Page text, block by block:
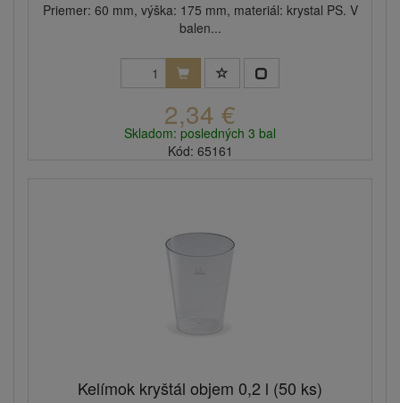
Priemer: 60 mm, výška: 175 mm, materiál: krystal PS. V
balen...
2,34 €
Skladom: posledných 3 bal
Kód: 65161
Kelímok kryštál objem 0,2 l (50 ks)